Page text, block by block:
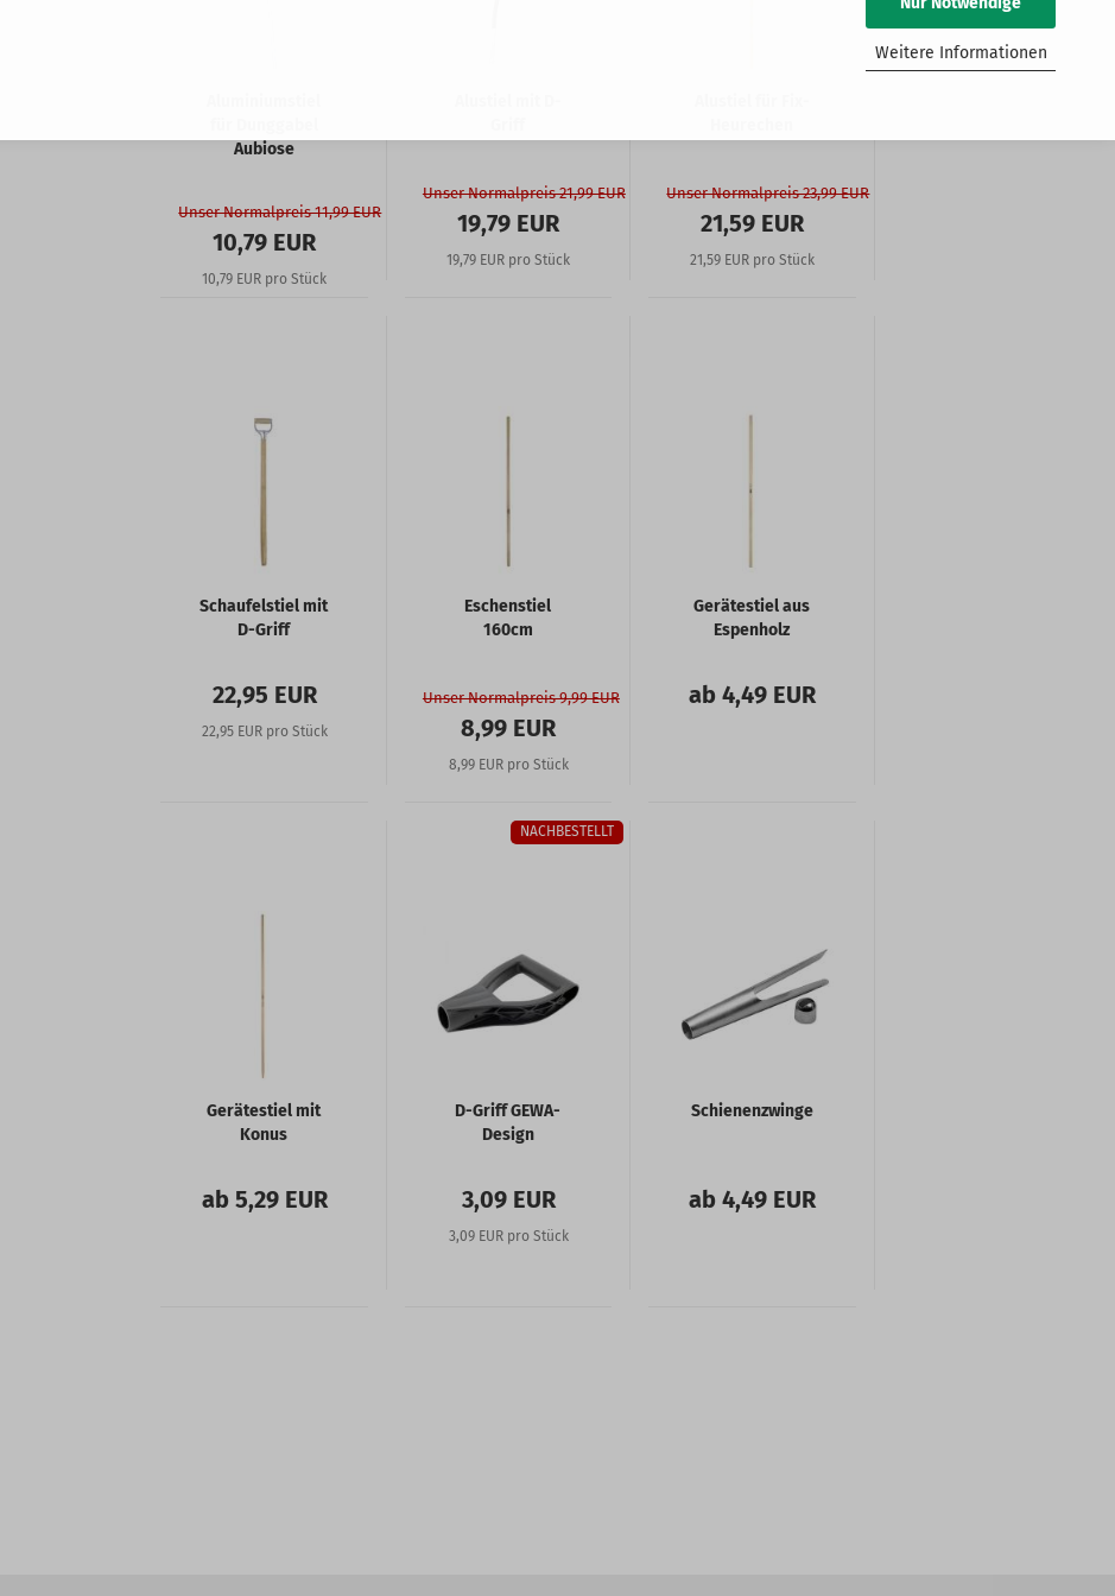
Weitere Informationen
Aubiose
Unser Normalpreis 11,99 EUR
10,79 EUR
10,79 EUR pro Stück
Unser Normalpreis 21,99 EUR
19,79 EUR
19,79 EUR pro Stück
Unser Normalpreis 23,99 EUR
21,59 EUR
21,59 EUR pro Stück
Schaufelstiel mit
D-Griff
22,95 EUR
22,95 EUR pro Stück
Eschenstiel
160cm
Unser Normalpreis 9,99 EUR
8,99 EUR
8,99 EUR pro Stück
Gerätestiel aus
Espenholz
ab 4,49 EUR
Gerätestiel mit
Konus
ab 5,29 EUR
NACHBESTELLT
D-Griff GEWA-
Design
3,09 EUR
3,09 EUR pro Stück
Schienenzwinge
ab 4,49 EUR